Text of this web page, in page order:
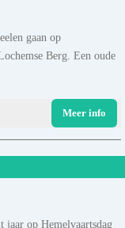
gaan op
Berg. Een oude
Meer info
jaar op Hemelvaartsdag